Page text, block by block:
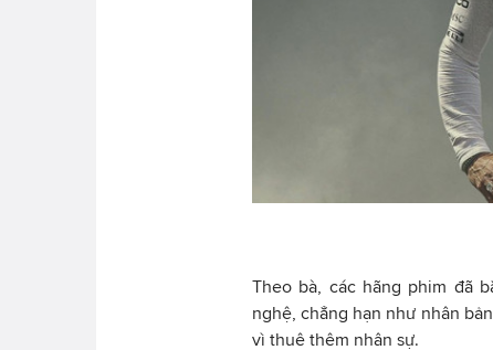
Theo bà, các hãng phim đã
nghệ, chẳng hạn như nhân
vì thuê thêm nhân sự.